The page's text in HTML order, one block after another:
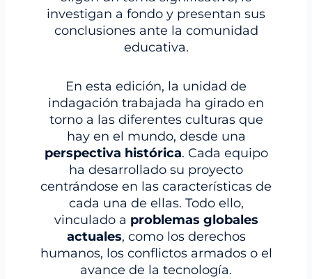
investigan a fondo y presentan sus
conclusiones ante la comunidad
educativa.
En esta edición, la unidad de
indagación trabajada ha girado en
torno a las diferentes culturas que
hay en el mundo, desde una
perspectiva histórica. Cada equipo
ha desarrollado su proyecto
centrándose en las características de
cada una de ellas. Todo ello,
vinculado a problemas globales
actuales, como los derechos
humanos, los conflictos armados o el
avance de la tecnología.